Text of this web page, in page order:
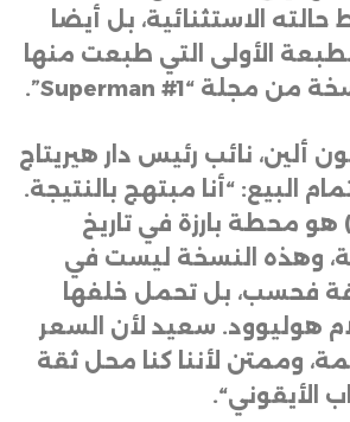
الاستثنائية، بل أيضا
الأولى التي طبعت منها
من مجلة “Superman #1”.
ألين، نائب رئيس دار هيريتاج
البيع: “أنا مبتهج بالنتيجة.
(سوبرمان رقم 1) هو محطة بارزة في تاريخ
وهذه النسخة ليست في
فحسب، بل تحمل خلفها
هوليوود. سعيد لأن السعر
وممتن لأننا كنا محل ثقة
الأيقوني“.